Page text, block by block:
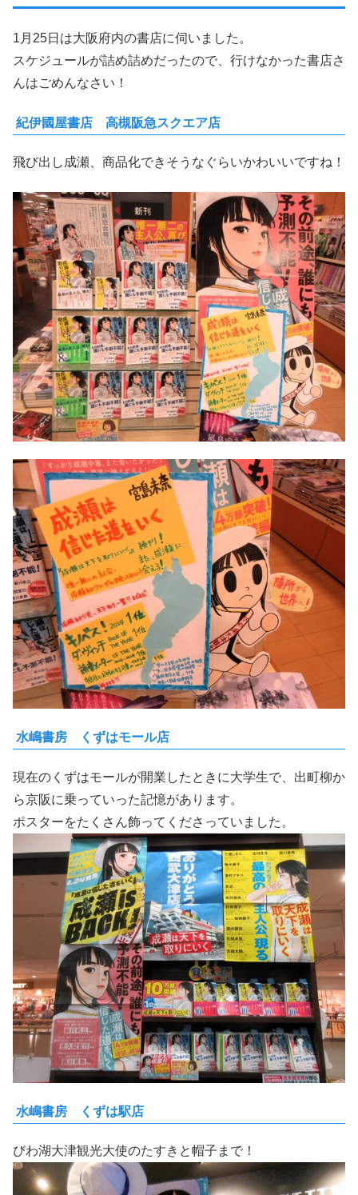
1月25日は大阪府内の書店に伺いました。
スケジュールが詰め詰めだったので、行けなかった書店さ
んはごめんなさい！
紀伊國屋書店 高槻阪急スクエア店
飛び出し成瀬、商品化できそうなぐらいかわいいですね！
水嶋書房 くずはモール店
現在のくずはモールが開業したときに大学生で、出町柳か
ら京阪に乗っていった記憶があります。
ポスターをたくさん飾ってくださっていました。
水嶋書房 くずは駅店
びわ湖大津観光大使のたすきと帽子まで！